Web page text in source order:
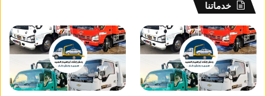
خدماتنا